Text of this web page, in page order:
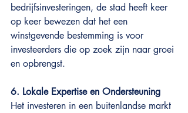
bedrijfsinvesteringen, de stad heeft keer
op keer bewezen dat het een
winstgevende bestemming is voor
investeerders die op zoek zijn naar groei
en opbrengst.
6. Lokale Expertise en Ondersteuning
Het investeren in een buitenlandse markt